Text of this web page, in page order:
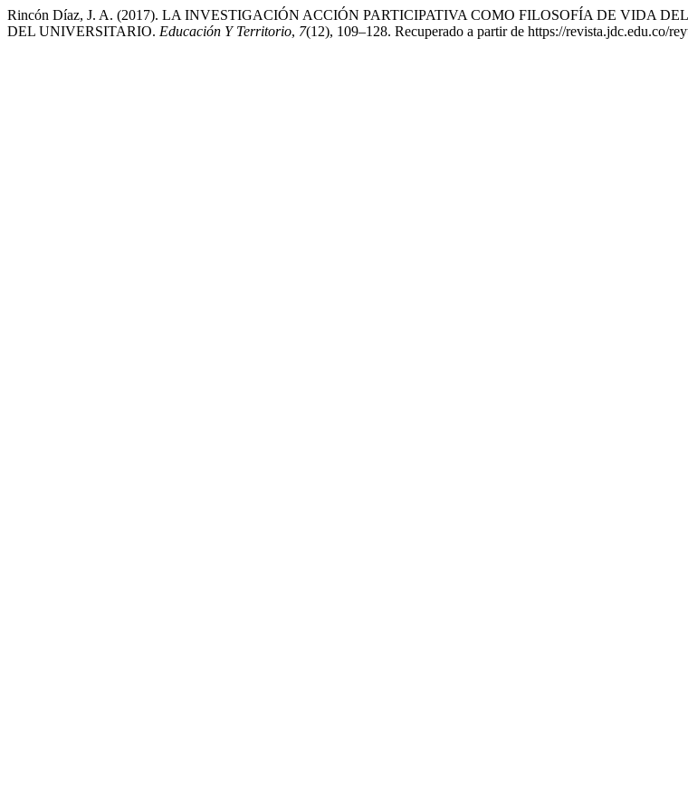
Rincón Díaz, J. A. (2017). LA INVESTIGACIÓN ACCIÓN PARTICIPATIVA COMO FILOSOFÍA DE VIDA
DEL UNIVERSITARIO. Educación Y Territorio, 7(12), 109–128. Recuperado a partir de https://revista.jdc.edu.co/